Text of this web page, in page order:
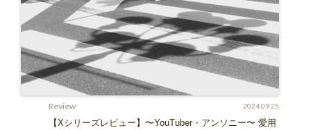
Review 2024.09.25
【Xシリーズレビュー】〜YouTuber・アンソニー〜 愛用